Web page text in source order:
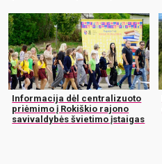
Informacija dėl centralizuoto
priėmimo į Rokiškio rajono
savivaldybės švietimo įstaigas